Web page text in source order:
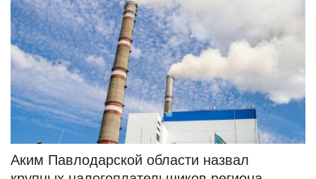
КАЗАХСТАН
МИР
СПЕЦПРОЕКТЫ
Чек-лист
Аким Павлодарской области назвал